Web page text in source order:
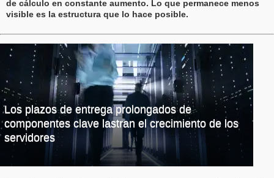
de cálculo en constante aumento. Lo que permanece menos
visible es la estructura que lo hace posible.
Los plazos de entrega prolongados de
componentes clave lastran el crecimiento de los
servidores